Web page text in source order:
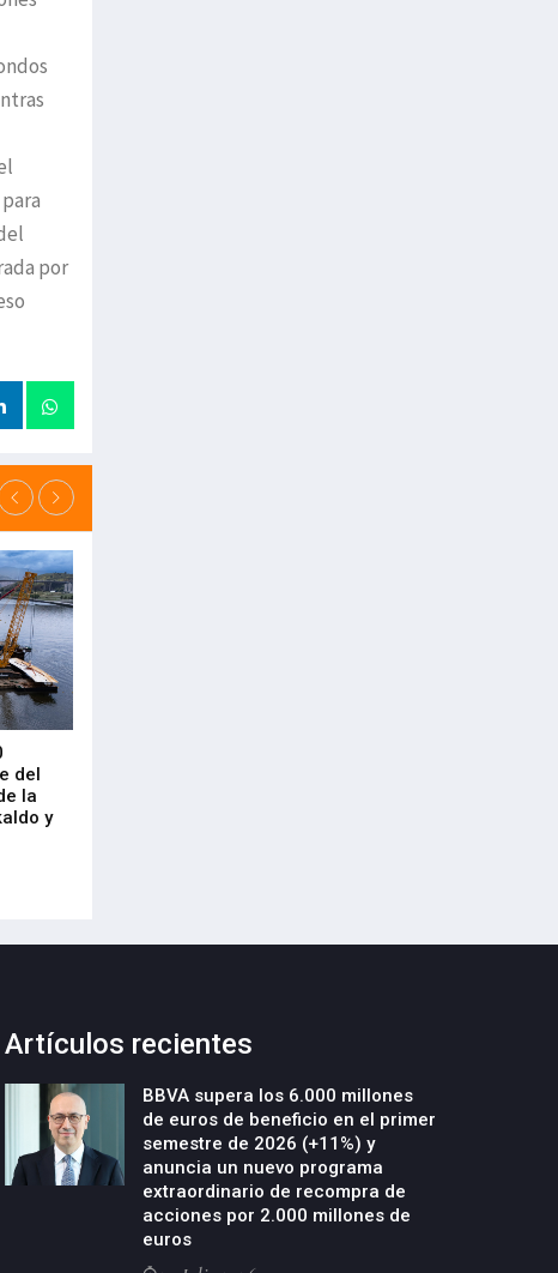
por
del
la
y
Artículos recientes
BBVA supera los 6.000 millones
de euros de beneficio en el primer
semestre de 2026 (+11%) y
anuncia un nuevo programa
extraordinario de recompra de
acciones por 2.000 millones de
euros